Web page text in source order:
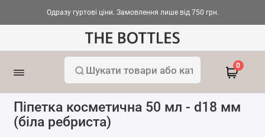
Одразу гуртові ціни. Замовлення лише від 750 грн.
0
Піпетка косметична 50 мл - d18 мм
(біла ребриста)